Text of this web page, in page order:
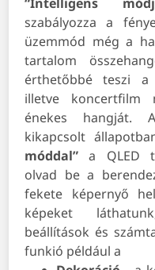
szabályozza a
üzemmód még a
tartalom
érthetőbbé teszi a
illetve koncertfilm
énekes hangját.
kikapcsolt
móddal” a QLED
olvad be a
fekete képernyő
képeket
beállítások és
funkió például a